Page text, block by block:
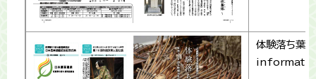
体験落ち葉